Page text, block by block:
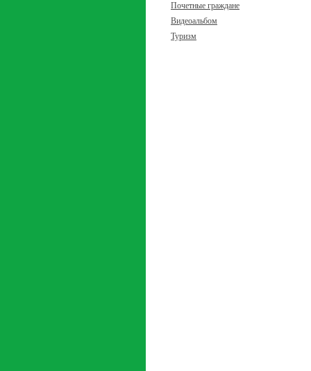
Почетные граждане
Видеоальбом
Туризм